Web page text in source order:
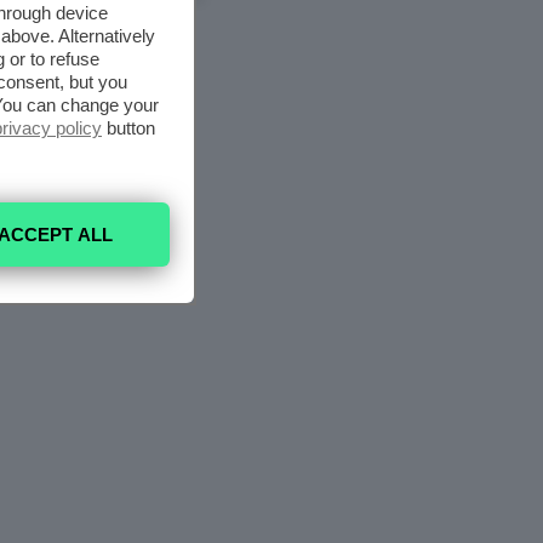
device
Alternatively
or to refuse
but you
can change your
policy button
ALL